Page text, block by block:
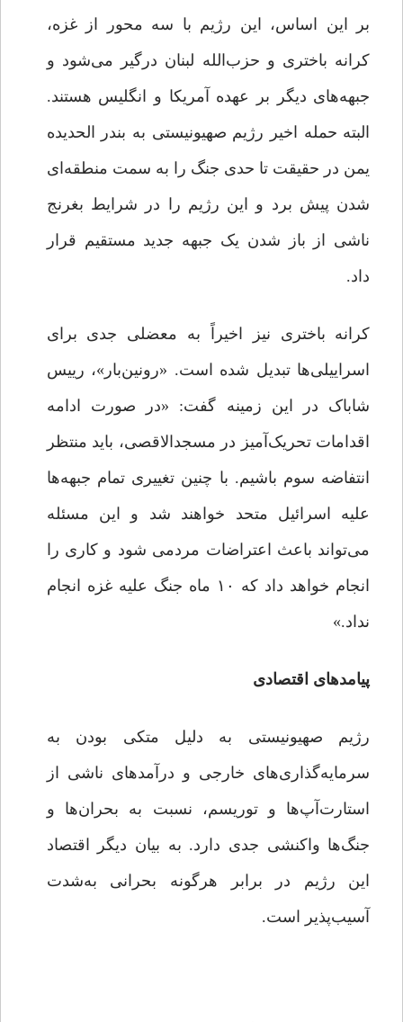
بر این اساس، این رژیم با سه محور از غزه،
کرانه باختری و حزب‌الله لبنان درگیر می‌شود و
جبهه‌های دیگر بر عهده آمریکا و انگلیس هستند.
البته حمله اخیر رژیم صهیونیستی به بندر الحدیده
یمن در حقیقت تا حدی جنگ را به سمت منطقه‌ای
شدن پیش ‌برد و این رژیم را در شرایط بغرنج
ناشی از باز شدن یک جبهه جدید مستقیم قرار
داد.
کرانه باختری نیز اخیراً به معضلی جدی برای
اسراییلی‌ها تبدیل شده است. «رونین‌بار»، رییس
شاباک در این زمینه گفت: «در صورت ادامه
اقدامات تحریک‌آمیز در مسجدالاقصی، باید منتظر
انتفاضه سوم باشیم. با چنین تغییری تمام جبهه‌ها
علیه اسرائیل متحد خواهند شد و این مسئله
می‌تواند باعث اعتراضات مردمی شود و کاری را
انجام خواهد داد که ۱۰ ماه جنگ علیه غزه انجام
نداد.»
پیامدهای اقتصادی
رژیم صهیونیستی به دلیل متکی بودن به
سرمایه‌گذاری‌های خارجی و درآمدهای ناشی از
استارت‌آپ‌ها و توریسم، نسبت به بحران‌ها و
جنگ‌ها واکنشی جدی دارد. به بیان دیگر اقتصاد
این رژیم در برابر هرگونه بحرانی به‌شدت
آسیب‌پذیر است.